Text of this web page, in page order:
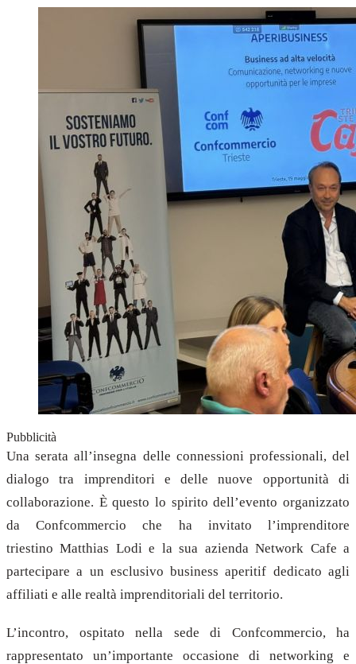
Pubblicità
Una serata all’insegna delle connessioni professionali, del
dialogo tra imprenditori e delle nuove opportunità di
collaborazione. È questo lo spirito dell’evento organizzato
da Confcommercio che ha invitato l’imprenditore
triestino Matthias Lodi e la sua azienda Network Cafe a
partecipare a un esclusivo business aperitif dedicato agli
affiliati e alle realtà imprenditoriali del territorio.
L’incontro, ospitato nella sede di Confcommercio, ha
rappresentato un’importante occasione di networking e